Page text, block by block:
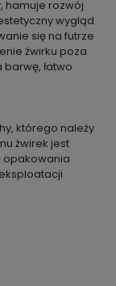
hamuje rozwój
wygląd
się na futrze
żwirku poza
barwę, łatwo
którego należy
żwirek jest
opakowania